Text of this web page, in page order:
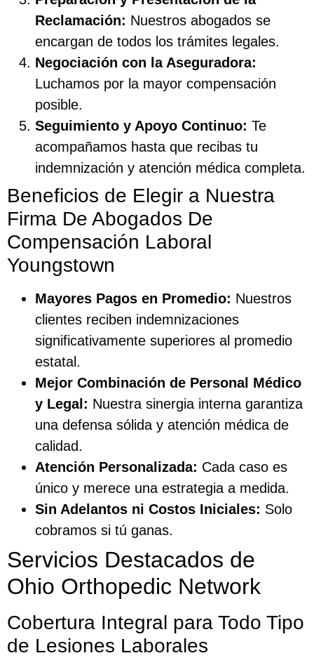
Reclamación: Nuestros abogados se
encargan de todos los trámites legales.
Negociación con la Aseguradora:
Luchamos por la mayor compensación
posible.
Seguimiento y Apoyo Continuo: Te
acompañamos hasta que recibas tu
indemnización y atención médica completa.
Beneficios de Elegir a Nuestra
Firma De Abogados De
Compensación Laboral
Youngstown
Mayores Pagos en Promedio: Nuestros
clientes reciben indemnizaciones
significativamente superiores al promedio
estatal.
Mejor Combinación de Personal Médico
y Legal: Nuestra sinergia interna garantiza
una defensa sólida y atención médica de
calidad.
Atención Personalizada: Cada caso es
único y merece una estrategia a medida.
Sin Adelantos ni Costos Iniciales: Solo
cobramos si tú ganas.
Servicios Destacados de
Ohio Orthopedic Network
Cobertura Integral para Todo Tipo
de Lesiones Laborales